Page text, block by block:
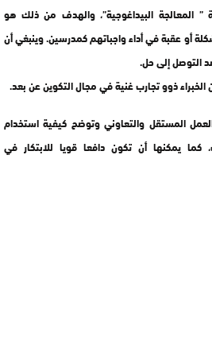
” المعالجة البيداغوجية”، والهدف من ذلك هو
أو عقبة في أداء واجباتهم كمدرسين. وينبغي أن
التوصل إلى حل.
ذوو تجارب غنية في مجال التكوين عن بعد.
المستقل والتعاوني وتوضح كيفية استخدام
كما يمكنها أن تكون دافعا قويا للابتكار في